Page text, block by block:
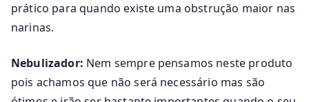
prático para quando existe uma obstrução maior nas
narinas.
Nebulizador: Nem sempre pensamos neste produto
pois achamos que não será necessário mas são